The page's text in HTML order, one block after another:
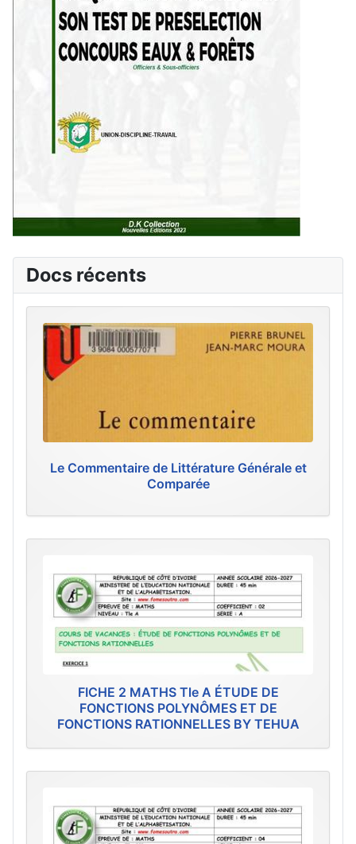
Docs récents
Le Commentaire de Littérature Générale et
Comparée
FICHE 2 MATHS Tle A ÉTUDE DE
FONCTIONS POLYNÔMES ET DE
FONCTIONS RATIONNELLES BY TEHUA